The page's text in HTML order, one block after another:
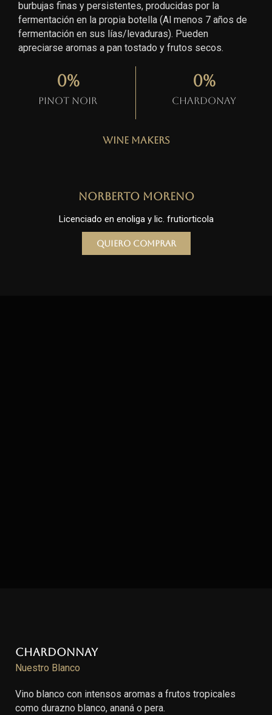
burbujas finas y persistentes, producidas por la
fermentación en la propia botella (Al menos 7 años de
fermentación en sus lías/levaduras). Pueden
apreciarse aromas a pan tostado y frutos secos.
Pinot Noir
0%
Chardonay
0%
Wine Makers
Norberto Moreno
Licenciado en enoliga y lic. frutiorticola
Quiero comprar
Chardonnay
Nuestro Blanco
Vino blanco con intensos aromas a frutos tropicales
como durazno blanco, ananá o pera.